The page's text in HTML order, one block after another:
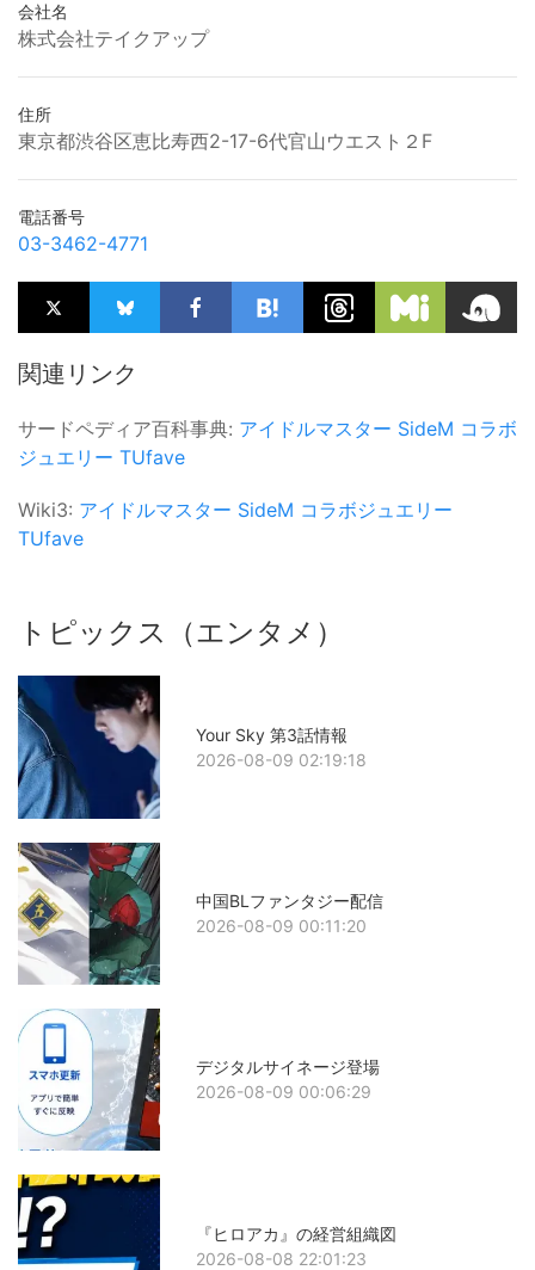
会社名
株式会社テイクアップ
住所
東京都渋谷区恵比寿西2-17-6代官山ウエスト２F
電話番号
03-3462-4771
関連リンク
サードペディア百科事典: アイドルマスター SideM コラボ
ジュエリー TUfave
Wiki3: アイドルマスター SideM コラボジュエリー
TUfave
トピックス（エンタメ）
Your Sky 第3話情報
2026-08-09 02:19:18
中国BLファンタジー配信
2026-08-09 00:11:20
デジタルサイネージ登場
2026-08-09 00:06:29
『ヒロアカ』の経営組織図
2026-08-08 22:01:23